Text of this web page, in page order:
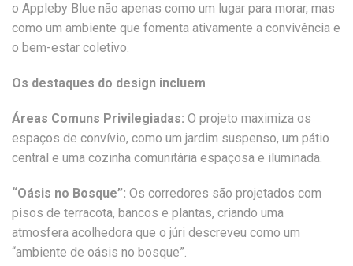
o Appleby Blue não apenas como um lugar para morar, mas
como um ambiente que fomenta ativamente a convivência e
o bem-estar coletivo.
Os destaques do design incluem
Áreas Comuns Privilegiadas: O projeto maximiza os
espaços de convívio, como um jardim suspenso, um pátio
central e uma cozinha comunitária espaçosa e iluminada.
“Oásis no Bosque”: Os corredores são projetados com
pisos de terracota, bancos e plantas, criando uma
atmosfera acolhedora que o júri descreveu como um
“ambiente de oásis no bosque”.